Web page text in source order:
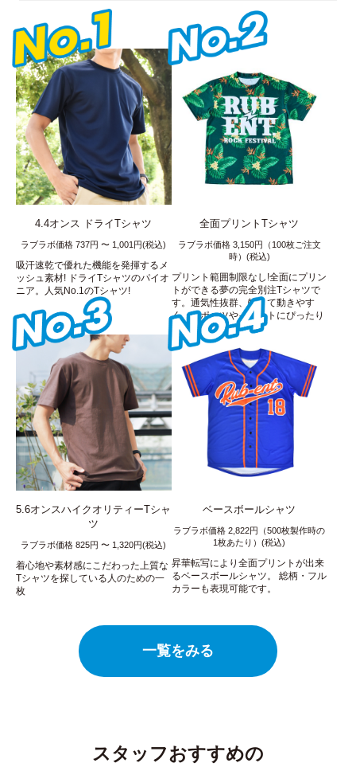
4.4オンス ドライTシャツ
ラブラボ価格 737円 〜 1,001円(税込)
吸汗速乾で優れた機能を発揮するメ
ッシュ素材! ドライTシャツのパイオ
ニア。人気No.1のTシャツ!
全面プリントTシャツ
ラブラボ価格 3,150円（100枚ご注文
時）(税込)
プリント範囲制限なし!全面にプリン
トができる夢の完全別注Tシャツで
す。通気性抜群、軽くて動きやす
く、スポーツやイベントにぴったり
です!
5.6オンスハイクオリティーTシャ
ツ
ラブラボ価格 825円 〜 1,320円(税込)
着心地や素材感にこだわった上質な
Tシャツを探している人のための一
枚
ベースボールシャツ
ラブラボ価格 2,822円（500枚製作時の
1枚あたり）(税込)
昇華転写により全面プリントが出来
るベースボールシャツ。 総柄・フル
カラーも表現可能です。
一覧をみる
スタッフおすすめの